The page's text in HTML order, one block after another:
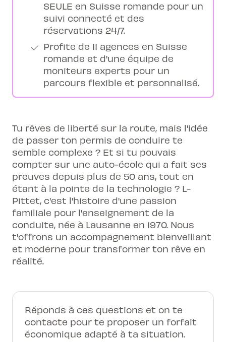
SEULE en Suisse romande pour un
suivi connecté et des
réservations 24/7.
Profite de 11 agences en Suisse
romande et d'une équipe de
moniteurs experts pour un
parcours flexible et personnalisé.
Tu rêves de liberté sur la route, mais l'idée
de passer ton permis de conduire te
semble complexe ? Et si tu pouvais
compter sur une auto-école qui a fait ses
preuves depuis plus de 50 ans, tout en
étant à la pointe de la technologie ? L-
Pittet, c'est l'histoire d'une passion
familiale pour l'enseignement de la
conduite, née à Lausanne en 1970. Nous
t'offrons un accompagnement bienveillant
et moderne pour transformer ton rêve en
réalité.
Réponds à ces questions et on te
contacte pour te proposer un forfait
économique adapté à ta situation.